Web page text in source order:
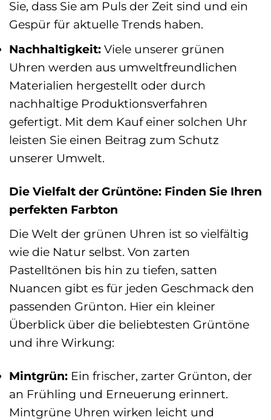
Sie, dass Sie am Puls der Zeit sind und ein
Gespür für aktuelle Trends haben.
Nachhaltigkeit: Viele unserer grünen
Uhren werden aus umweltfreundlichen
Materialien hergestellt oder durch
nachhaltige Produktionsverfahren
gefertigt. Mit dem Kauf einer solchen Uhr
leisten Sie einen Beitrag zum Schutz
unserer Umwelt.
Die Vielfalt der Grüntöne: Finden Sie Ihren
perfekten Farbton
Die Welt der grünen Uhren ist so vielfältig
wie die Natur selbst. Von zarten
Pastelltönen bis hin zu tiefen, satten
Nuancen gibt es für jeden Geschmack den
passenden Grünton. Hier ein kleiner
Überblick über die beliebtesten Grüntöne
und ihre Wirkung:
Mintgrün: Ein frischer, zarter Grünton, der
an Frühling und Erneuerung erinnert.
Mintgrüne Uhren wirken leicht und